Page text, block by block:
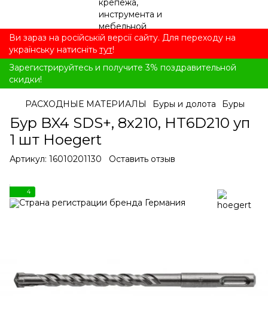
Ви зараз на російській версії сайту. Для переходу на
українську натисніть тут!
Зарегистрируйтесь и получите 3% поздравительной
скидки!
РАСХОДНЫЕ МАТЕРИАЛЫ Буры и долота Буры
Бур BX4 SDS+, 8x210, HT6D210 уп
1 шт Hoegert
Артикул: 16010201130 Оставить отзыв
4